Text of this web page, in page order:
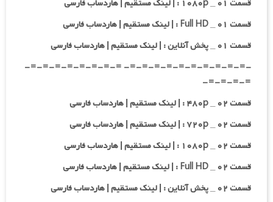
قسمت ۰۱ _ ۱۰۸۰p : | لینک مستقیم | هاردساب فارسی
قسمت ۰۱ _ Full HD : | لینک مستقیم | هاردساب فارسی
قسمت ۰۱ _ پخش آنلاین : | لینک مستقیم | هاردساب فارسی
-=-=-=-=-=-=-=-=-=-=- =-=-=-=-=-=-=-=-
=-=-=-=-
قسمت ۰۲ _ ۴۸۰p : | لینک مستقیم | هاردساب فارسی
قسمت ۰۲ _ ۷۲۰p : | لینک مستقیم | هاردساب فارسی
قسمت ۰۲ _ ۱۰۸۰p : | لینک مستقیم | هاردساب فارسی
قسمت ۰۲ _ Full HD : | لینک مستقیم | هاردساب فارسی
قسمت ۰۲ _ پخش آنلاین : | لینک مستقیم | هاردساب فارسی